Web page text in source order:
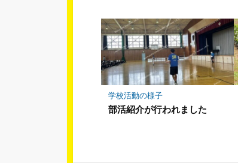
学校活動の様子
部活紹介が行われました